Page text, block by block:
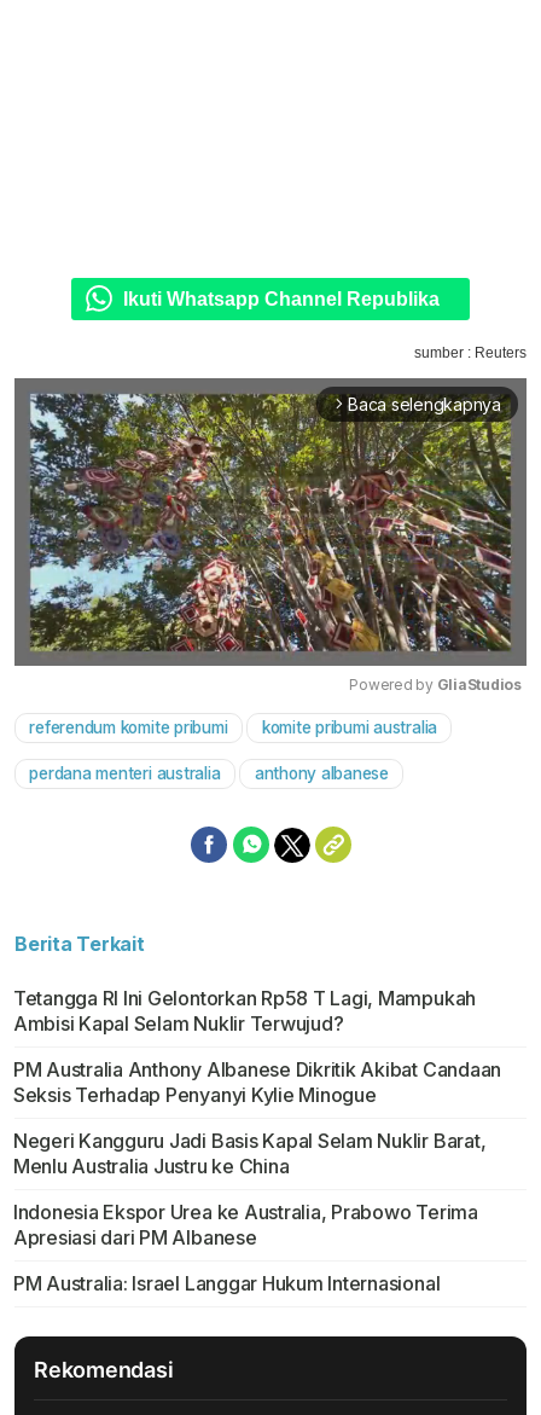
Ikuti Whatsapp Channel Republika
sumber : Reuters
arrow_forward_ios Baca selengkapnya
Mute
Powered by GliaStudios
referendum komite pribumi komite pribumi australia
perdana menteri australia anthony albanese
Berita Terkait
Tetangga RI Ini Gelontorkan Rp58 T Lagi, Mampukah
Ambisi Kapal Selam Nuklir Terwujud?
PM Australia Anthony Albanese Dikritik Akibat Candaan
Seksis Terhadap Penyanyi Kylie Minogue
Negeri Kangguru Jadi Basis Kapal Selam Nuklir Barat,
Menlu Australia Justru ke China
Indonesia Ekspor Urea ke Australia, Prabowo Terima
Apresiasi dari PM Albanese
PM Australia: Israel Langgar Hukum Internasional
Rekomendasi